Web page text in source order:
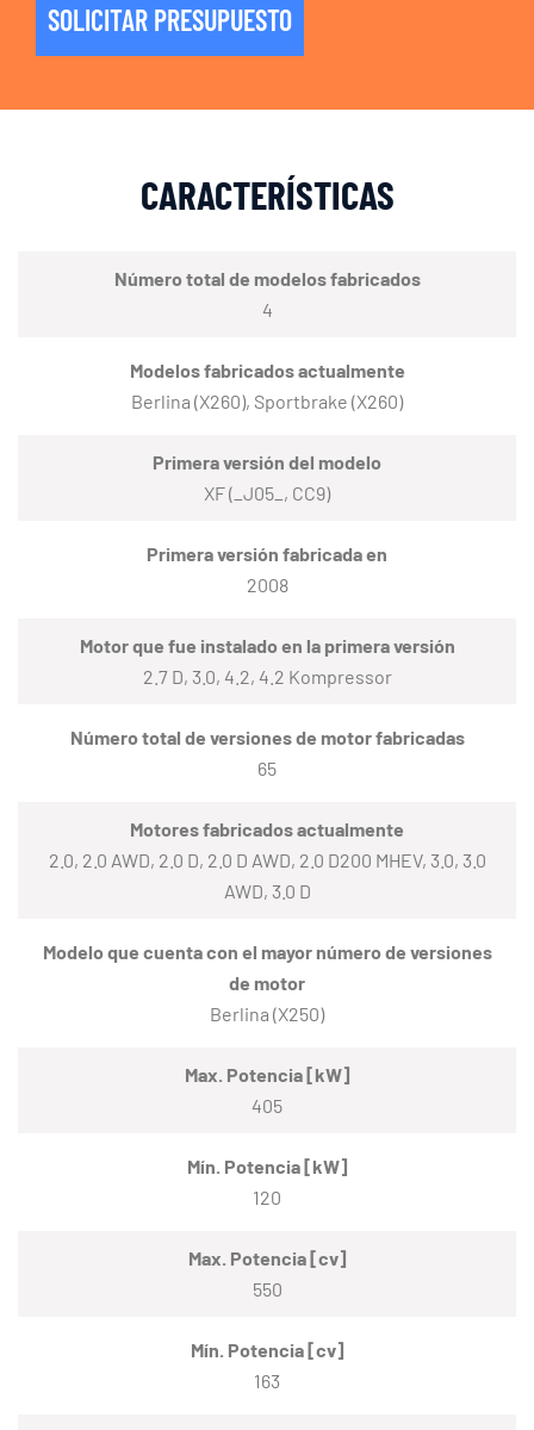
SOLICITAR PRESUPUESTO
CARACTERÍSTICAS
Número total de modelos fabricados
4
Modelos fabricados actualmente
Berlina (X260), Sportbrake (X260)
Primera versión del modelo
XF (_J05_, CC9)
Primera versión fabricada en
2008
Motor que fue instalado en la primera versión
2.7 D, 3.0, 4.2, 4.2 Kompressor
Número total de versiones de motor fabricadas
65
Motores fabricados actualmente
2.0, 2.0 AWD, 2.0 D, 2.0 D AWD, 2.0 D200 MHEV, 3.0, 3.0
AWD, 3.0 D
Modelo que cuenta con el mayor número de versiones
de motor
Berlina (X250)
Max. Potencia [kW]
405
Mín. Potencia [kW]
120
Max. Potencia [cv]
550
Mín. Potencia [cv]
163